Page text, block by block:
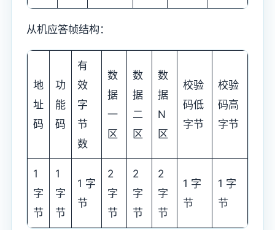
从机应答帧结构：
地
址
码
功
能
码
有
效
字
节
数
数
据
一
区
数
据
二
区
数
据
N
区
校验
码低
字节
校验
码高
字节
1
字
节
1
字
节
1 字
节
2
字
节
2
字
节
2
字
节
1 字
节
1 字
节